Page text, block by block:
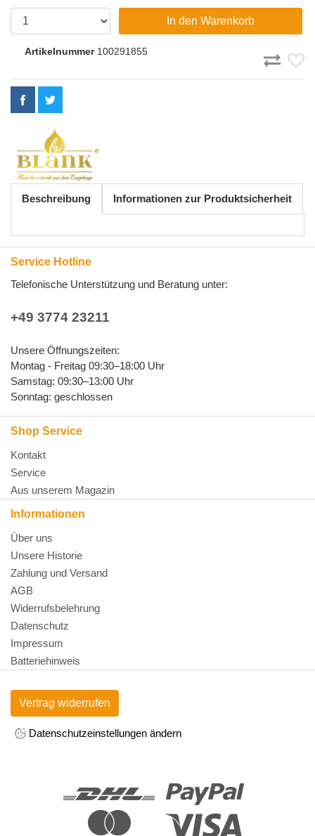
In den Warenkorb
Artikelnummer100291855
Beschreibung Informationen zur Produktsicherheit
Service Hotline
Telefonische Unterstützung und Beratung unter:
+49 3774 23211
Unsere Öffnungszeiten:
Montag - Freitag 09:30–18:00 Uhr
Samstag: 09:30–13:00 Uhr
Sonntag: geschlossen
Shop Service
Kontakt
Service
Aus unserem Magazin
Informationen
Über uns
Unsere Historie
Zahlung und Versand
AGB
Widerrufsbelehrung
Datenschutz
Impressum
Batteriehinweis
Vertrag widerrufen
Datenschutzeinstellungen ändern